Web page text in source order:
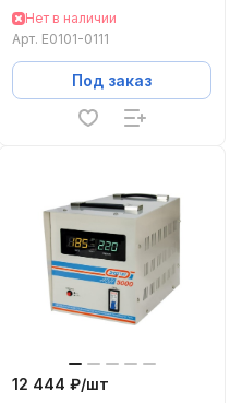
Нет в наличии
Арт. Е0101-0111
Под заказ
12 444 ₽/шт